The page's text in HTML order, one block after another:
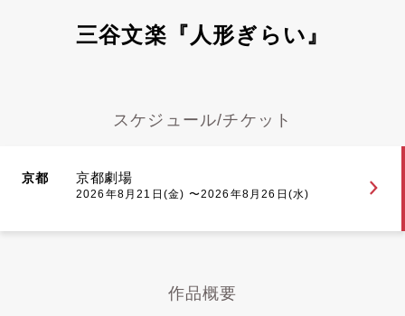
三谷文楽『人形ぎらい』
スケジュール/チケット
京都 京都劇場
2026年8月21日(金) 〜2026年8月26日(水)
作品概要